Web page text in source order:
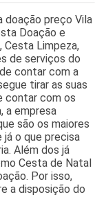
doação preço Vila
Doação e
Cesta Limpeza,
de serviços do
contar com a
tirar as suas
contar com os
a empresa
são os maiores
o que precisa
Além dos já
Cesta de Natal
Por isso,
a disposição do